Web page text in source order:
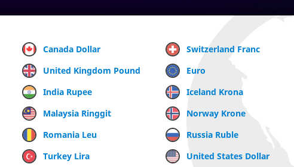
Canada Dollar Switzerland Franc
United Kingdom Pound Euro
India Rupee Iceland Krona
Malaysia Ringgit Norway Krone
Romania Leu Russia Ruble
Turkey Lira United States Dollar